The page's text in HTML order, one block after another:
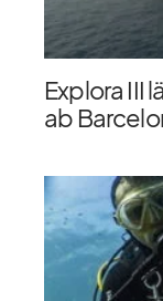
Explora III
ab